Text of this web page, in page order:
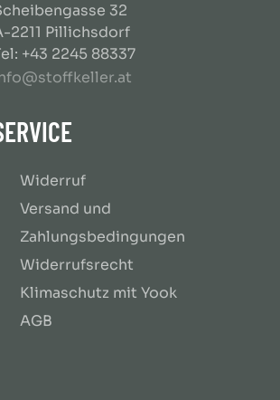
32
2211 Pillichsdorf
+43 2245 88337
Widerruf
Versand und
Zahlungsbedingungen
Widerrufsrecht
Klimaschutz mit Yook
AGB